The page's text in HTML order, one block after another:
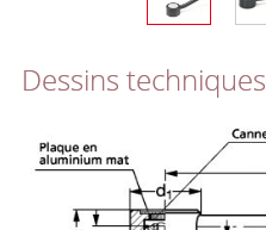
Dessins techniques